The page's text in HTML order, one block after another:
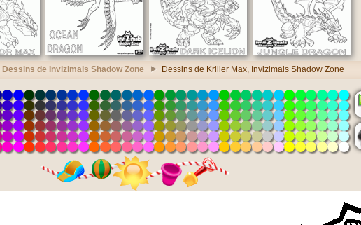
Dessins de Invizimals Shadow Zone Dessins de Kriller Max, Invizimals Shadow Zone